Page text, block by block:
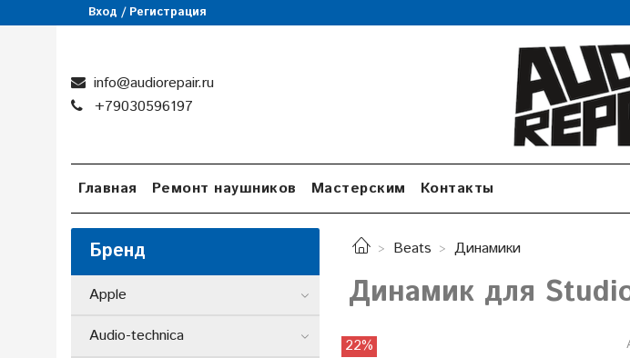
Вход / Регистрация
info@audiorepair.ru
+79030596197
Главная Ремонт наушников Мастерским Контакты
Beats Динамики
Динамик для
22%
Бренд
Apple
Audio-technica